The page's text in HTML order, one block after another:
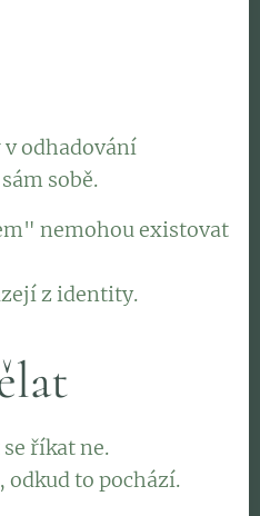
odhadování
sobě.
nemohou existovat
z identity.
říkat ne.
to pochází.